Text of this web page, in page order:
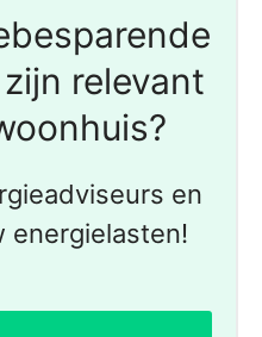
relevant
en
energielasten!